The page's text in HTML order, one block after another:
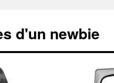
d'un newbie